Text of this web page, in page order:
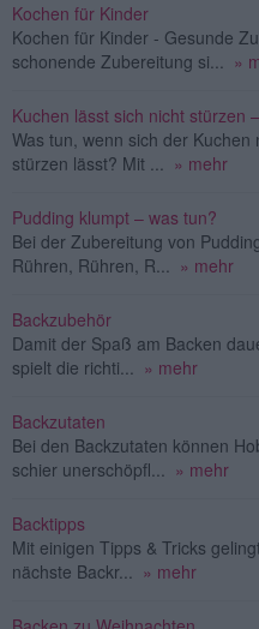
Kochen für Kinder
Kochen für Kinder - Gesunde
schonende Zubereitung si... »
Kuchen lässt sich nicht stürzen
Was tun, wenn sich der Kuchen
stürzen lässt? Mit ... » mehr
Pudding klumpt – was tun?
Bei der Zubereitung von
Rühren, Rühren, R... » mehr
Backzubehör
Damit der Spaß am Backen
spielt die richti... » mehr
Backzutaten
Bei den Backzutaten können
schier unerschöpfl... » mehr
Backtipps
Mit einigen Tipps & Tricks
nächste Backr... » mehr